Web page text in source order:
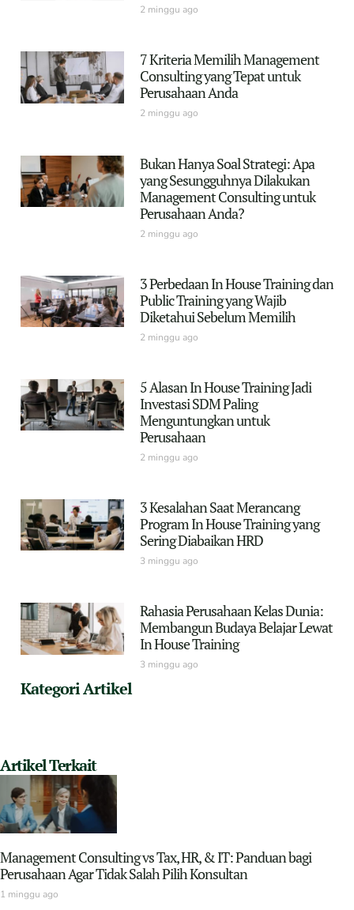
2 minggu ago
7 Kriteria Memilih Management
Consulting yang Tepat untuk
Perusahaan Anda
2 minggu ago
Bukan Hanya Soal Strategi: Apa
yang Sesungguhnya Dilakukan
Management Consulting untuk
Perusahaan Anda?
2 minggu ago
3 Perbedaan In House Training dan
Public Training yang Wajib
Diketahui Sebelum Memilih
2 minggu ago
5 Alasan In House Training Jadi
Investasi SDM Paling
Menguntungkan untuk
Perusahaan
2 minggu ago
3 Kesalahan Saat Merancang
Program In House Training yang
Sering Diabaikan HRD
3 minggu ago
Rahasia Perusahaan Kelas Dunia:
Membangun Budaya Belajar Lewat
In House Training
3 minggu ago
Kategori Artikel
Artikel Terkait
Management Consulting vs Tax, HR, & IT: Panduan bagi
Perusahaan Agar Tidak Salah Pilih Konsultan
1 minggu ago